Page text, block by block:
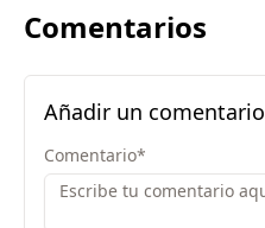
Comentarios
Añadir un comentario
Comentario*